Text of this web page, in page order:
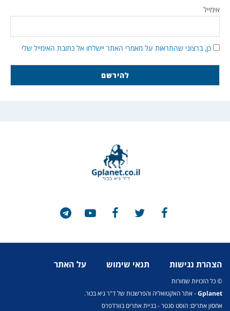
אימייל
כן, ברצוני שהתראות על מאמרי האתר יישלחו אל כתובת האימייל שלי
הצהרת נגישות תנאי שימוש על האתר
© כל הזכויות שמורות
Gplanet- אתר האקטואליה והפרשנות של ד"ר גיא בכור.
אחסון אתרים: הוסט סנטר-בניית אתרים בוורדפרס